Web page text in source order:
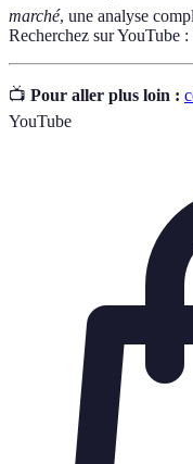
marché, une analyse
Recherchez sur YouTube
📺 Pour aller plus loin :
YouTube